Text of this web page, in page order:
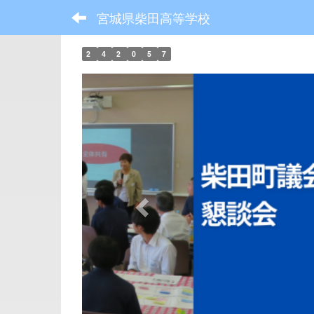
宮城県柴田高等学校
2 4 2 0 5 7
p
e
o
u
s